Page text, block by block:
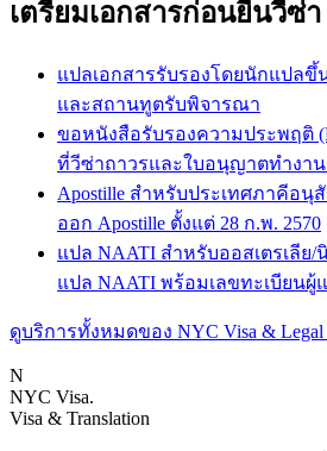
เตรียมเอกสารก่อนยื่นวีซ่า
แปลเอกสารรับรองโดยนักแปลขึ้
และสถานทูตรับพิจารณา
ขอหนังสือรับรองความประพฤติ
ที่วีซ่าถาวรและใบอนุญาตทำงา
Apostille สำหรับประเทศภาคีอนุ
ออก Apostille ตั้งแต่ 28 ก.พ. 2570
แปล NAATI สำหรับออสเตรเลีย
แปล NAATI พร้อมเลขทะเบียนผู้
ดูบริการทั้งหมดของ NYC Visa & Legal
N
NYC Visa.
Visa & Translation